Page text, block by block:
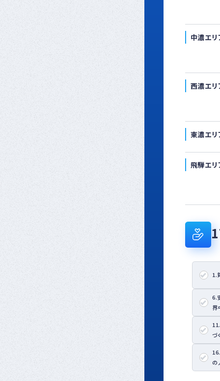
中濃エリ
西濃エリ
東濃エリ
飛騨エリ
1.
6.
界
づ
の